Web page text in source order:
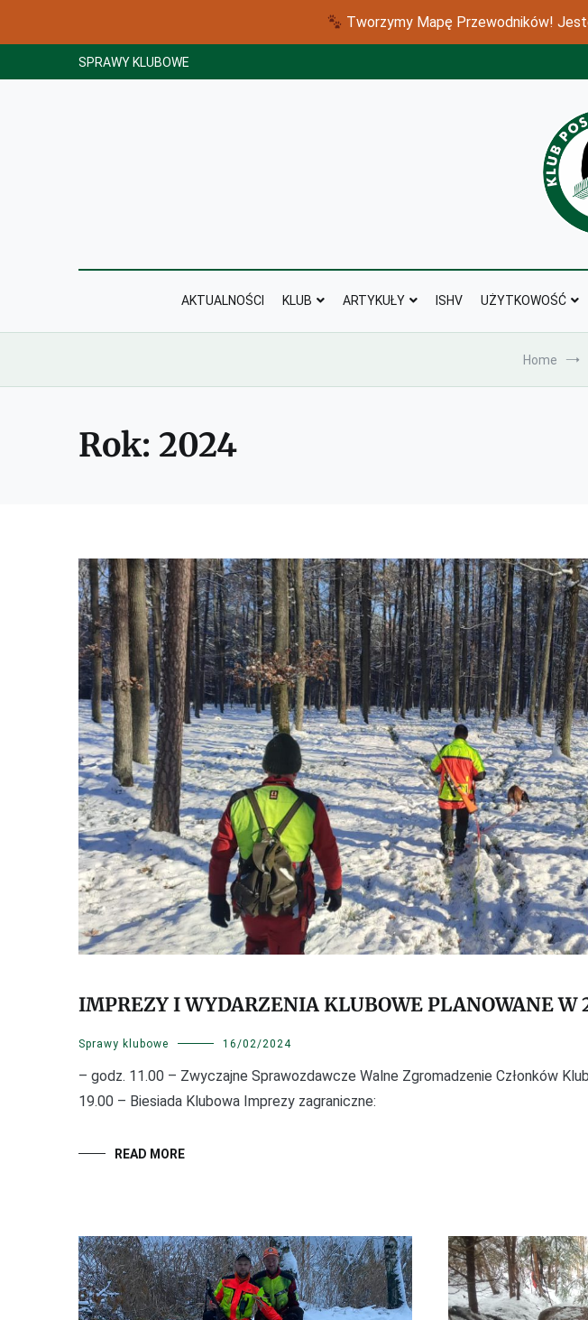
SPRAWY KLUBOWE
AKTUALNOŚCI KLUB ARTYKUŁY ISHV UŻYTKOWOŚĆ
Home
Rok: 2024
IMPREZY I WYDARZENIA KLUBOWE PLANOWANE W
Sprawy klubowe 16/02/2024
– godz. 11.00 – Zwyczajne Sprawozdawcze Walne Zgromadzenie Członków
19.00 – Biesiada Klubowa Imprezy zagraniczne:
READ MORE
Tworzymy Mapę Przewodników!